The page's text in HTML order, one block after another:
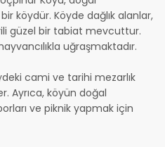
köydür. Köyde dağlık alanlar,
güzel bir tabiat mevcuttur.
uğraşmaktadır.
cami ve tarihi mezarlık
Ayrıca, köyün doğal
ve piknik yapmak için